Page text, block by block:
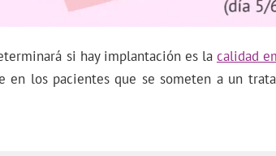
si hay implantación es la calidad
en los pacientes que se someten a un